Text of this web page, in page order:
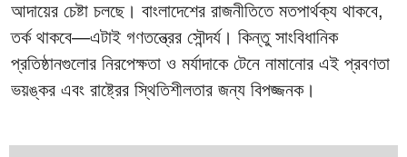
আদায়ের চেষ্টা চলছে। বাংলাদেশের রাজনীতিতে মতপার্থক্য থাকবে,
তর্ক থাকবে—এটাই গণতন্ত্রের সৌন্দর্য। কিন্তু সাংবিধানিক
প্রতিষ্ঠানগুলোর নিরপেক্ষতা ও মর্যাদাকে টেনে নামানোর এই প্রবণতা
ভয়ঙ্কর এবং রাষ্ট্রের স্থিতিশীলতার জন্য বিপজ্জনক।